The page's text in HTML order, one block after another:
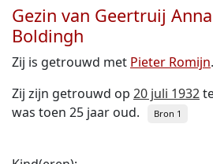
Gezin van Geertruij
Boldingh
Zij is getrouwd met Pieter Romijn.
Zij zijn getrouwd op 20 juli 1932
was toen 25 jaar oud.
Bron 1